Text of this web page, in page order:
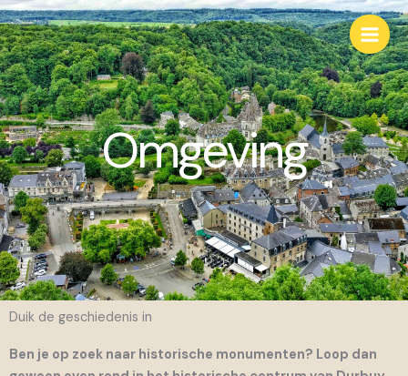
Spring
naar
de
inhoud
Main
Omgeving
Duik de geschiedenis in
Ben je op zoek naar historische monumenten? Loop dan